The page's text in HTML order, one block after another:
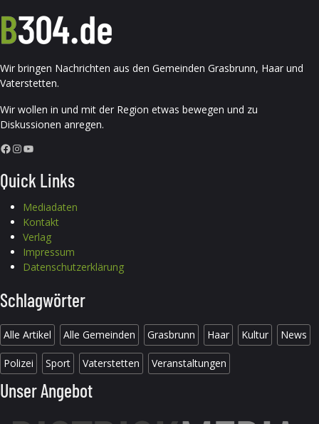
Wir bringen Nachrichten aus den Gemeinden Grasbrunn, Haar und
Vaterstetten.
Wir wollen in und mit der Region etwas bewegen und zu
Diskussionen anregen.
Facebook InstagramYouTube
Quick Links
Mediadaten
Kontakt
Verlag
Impressum
Datenschutzerklärung
Schlagwörter
Alle Artikel Alle Gemeinden Grasbrunn Haar Kultur News
Polizei Sport Vaterstetten Veranstaltungen
Unser Angebot